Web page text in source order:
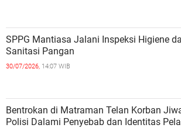
SPPG Mantiasa Jalani Inspeksi Higiene
Sanitasi Pangan
30/07/2026, 14:07 WIB
Bentrokan di Matraman Telan Korban
Polisi Dalami Penyebab dan Identitas